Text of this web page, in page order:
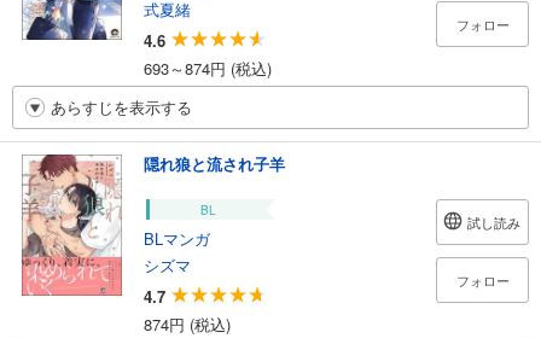
式夏緒
4.6
693～874円 (税込)
フォロー
あらすじを表示する
隠れ狼と流され子羊
BL
BLマンガ
シズマ
4.7
874円 (税込)
試し読み
フォロー